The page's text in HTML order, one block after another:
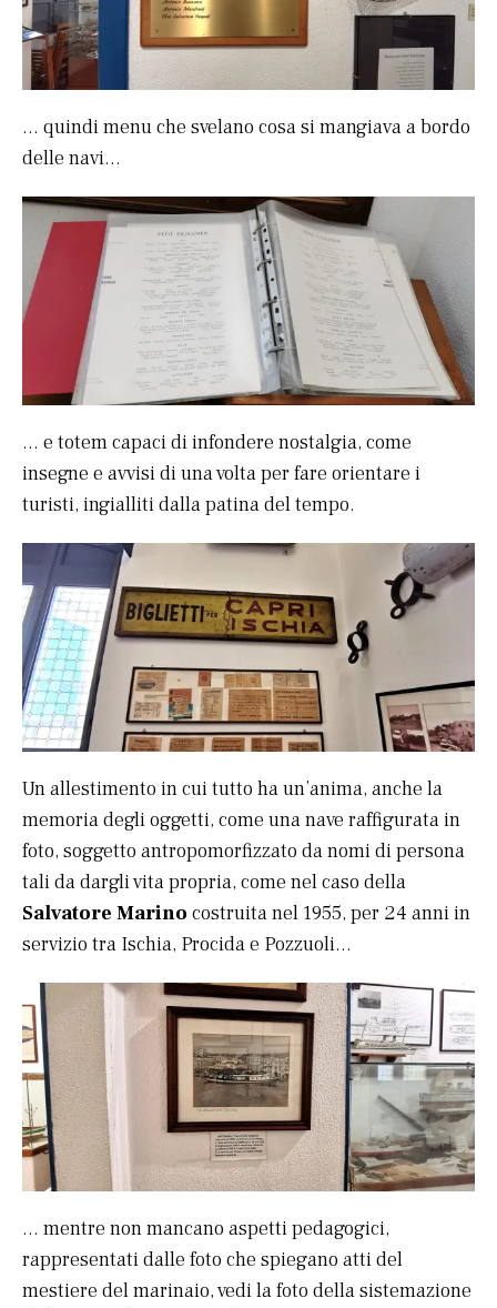
… quindi menu che svelano cosa si mangiava a bordo
delle navi…
… e totem capaci di infondere nostalgia, come
insegne e avvisi di una volta per fare orientare i
turisti, ingialliti dalla patina del tempo.
Un allestimento in cui tutto ha un’anima, anche la
memoria degli oggetti, come una nave raffigurata in
foto, soggetto antropomorfizzato da nomi di persona
tali da dargli vita propria, come nel caso della
Salvatore Marino costruita nel 1955, per 24 anni in
servizio tra Ischia, Procida e Pozzuoli…
… mentre non mancano aspetti pedagogici,
rappresentati dalle foto che spiegano atti del
mestiere del marinaio, vedi la foto della sistemazione